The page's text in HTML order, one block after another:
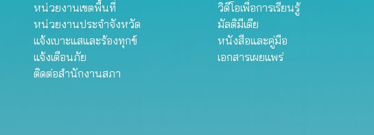
หน่วยงานเขตพื้นที่
หน่วยงานประจำจังหวัด
แจ้งเบาะแสและร้องทุกข์
แจ้งเตือนภัย
ติดต่อสำนักงานสภา
วิดีโอเพื่อการเรียนรู้
มัลติมีเดีย
หนังสือและคู่มือ
เอกสารเผยแพร่